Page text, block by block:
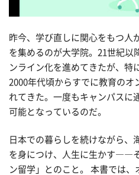
昨今、学び直しに関心をもつ人
を集めるのが大学院。21世紀以
ンライン化を進めてきたが、特
2000年代頃からすでに教育のオ
れてきた。一度もキャンパスに
可能となっているのだ。
日本での暮らしを続けながら、
を身につけ、人生に生かす――
ン留学」とのこと。 本書では